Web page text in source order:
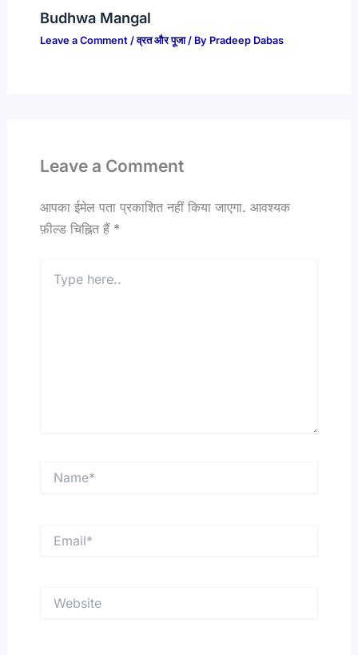
Budhwa Mangal
Leave a Comment /व्रत और पूजा/ By Pradeep Dabas
Leave a Comment
आपका ईमेल पता प्रकाशित नहीं किया जाएगा. आवश्यक
फ़ील्ड चिह्नित हैं *
here..